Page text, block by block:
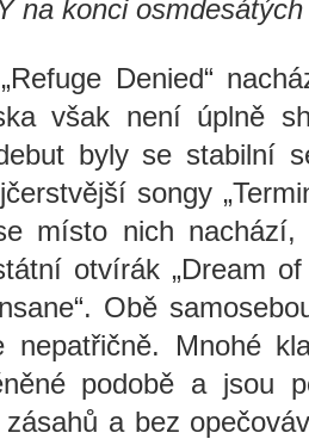
na konci
Denied“
však není úplně
byly se stabilní
songy
místo nich
otvírák „Dream
Obě
nepatřičně. Mnohé
podobě a jsou
a bez